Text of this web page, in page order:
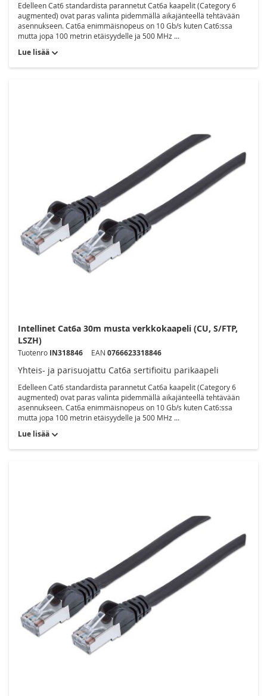
Edelleen Cat6 standardista parannetut Cat6a kaapelit (Category 6
augmented) ovat paras valinta pidemmällä aikajänteellä tehtävään
asennukseen. Cat6a enimmäisnopeus on 10 Gb/s kuten Cat6:ssa
mutta jopa 100 metrin etäisyydelle ja 500 MHz ...
Lue lisää
Intellinet Cat6a 30m musta verkkokaapeli (CU, S/FTP,
LSZH)
Tuotenro IN318846 EAN 0766623318846
Yhteis- ja parisuojattu Cat6a sertifioitu parikaapeli
Edelleen Cat6 standardista parannetut Cat6a kaapelit (Category 6
augmented) ovat paras valinta pidemmällä aikajänteellä tehtävään
asennukseen. Cat6a enimmäisnopeus on 10 Gb/s kuten Cat6:ssa
mutta jopa 100 metrin etäisyydelle ja 500 MHz ...
Lue lisää